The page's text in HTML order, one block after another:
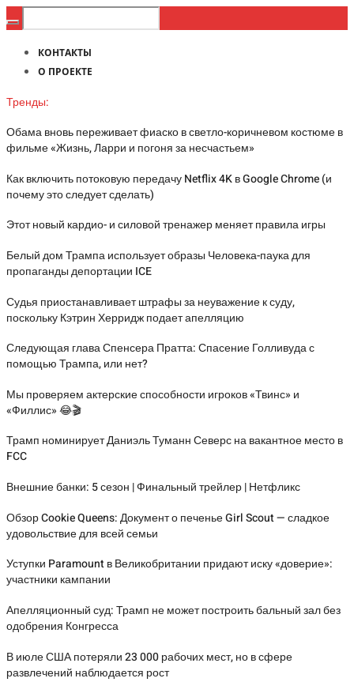
КОНТАКТЫ
О ПРОЕКТЕ
Тренды:
Обама вновь переживает фиаско в светло-коричневом костюме в
фильме «Жизнь, Ларри и погоня за несчастьем»
Как включить потоковую передачу Netflix 4K в Google Chrome (и
почему это следует сделать)
Этот новый кардио- и силовой тренажер меняет правила игры
Белый дом Трампа использует образы Человека-паука для
пропаганды депортации ICE
Судья приостанавливает штрафы за неуважение к суду,
поскольку Кэтрин Херридж подает апелляцию
Следующая глава Спенсера Пратта: Спасение Голливуда с
помощью Трампа, или нет?
Мы проверяем актерские способности игроков «Твинс» и
«Филлис» 😂🎬
Трамп номинирует Даниэль Туманн Северс на вакантное место в
FCC
Внешние банки: 5 сезон | Финальный трейлер | Нетфликс
Обзор Cookie Queens: Документ о печенье Girl Scout — сладкое
удовольствие для всей семьи
Уступки Paramount в Великобритании придают иску «доверие»:
участники кампании
Апелляционный суд: Трамп не может построить бальный зал без
одобрения Конгресса
В июле США потеряли 23 000 рабочих мест, но в сфере
развлечений наблюдается рост